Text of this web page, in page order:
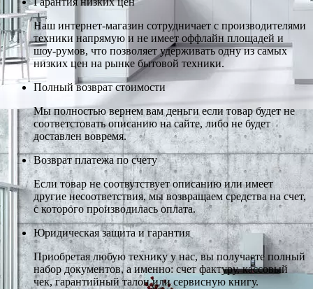
Наш интернет-магазин сотрудничает с производителями
техники напрямую и не имеет оффлайн площадей и
шоу-румов, что позволяет удерживать одну из самых
низких цен на рынке бытовой техники.
Полный возврат стоимости
Мы полностью вернем вам деньги если товар будет не
соответстовать описанию на сайте, либо не будет
доставлен вовремя.
Возврат платежа по счету
Если товар не соотвутствует описанию или имеет
другие несоответствия, мы возвращаем средства на счет,
с которого производилась оплата.
Юридическая защита и гарантия
Приобретая любую технику у нас, вы получаете полный
набор документов, а именно: счет фактуру, кассовый
чек, гарантийный талон или сервисную книгу.